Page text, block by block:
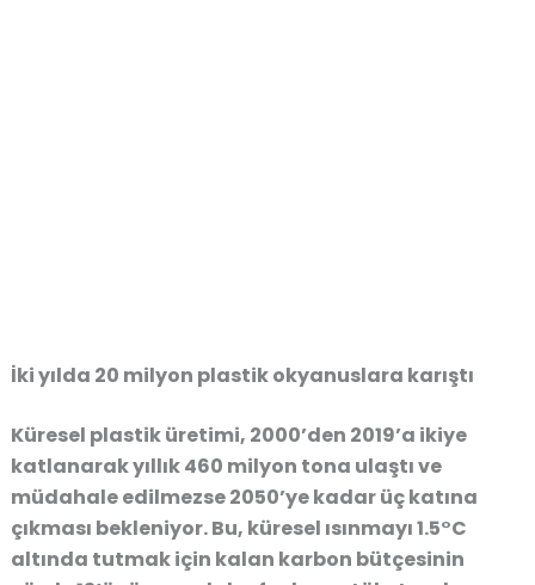
İki yılda 20 milyon plastik okyanuslara karıştı
Küresel plastik üretimi, 2000’den 2019’a ikiye
katlanarak yıllık 460 milyon tona ulaştı ve
müdahale edilmezse 2050’ye kadar üç katına
çıkması bekleniyor. Bu, küresel ısınmayı 1.5°C
altında tutmak için kalan karbon bütçesinin